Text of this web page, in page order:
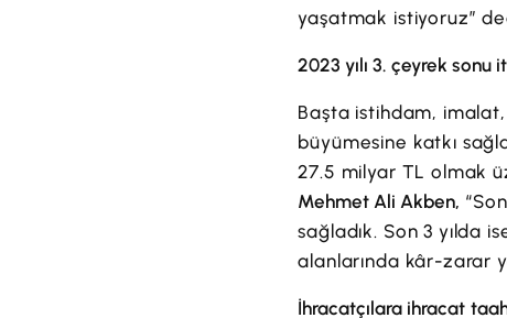
yaşatmak istiyoruz”
2023 yılı 3. çeyrek
Başta istihdam,
büyümesine katkı
27.5 milyar TL olmak
Mehmet Ali Akben,
sağladık. Son 3 yılda
alanlarında kâr-zarar
İhracatçılara ihracat